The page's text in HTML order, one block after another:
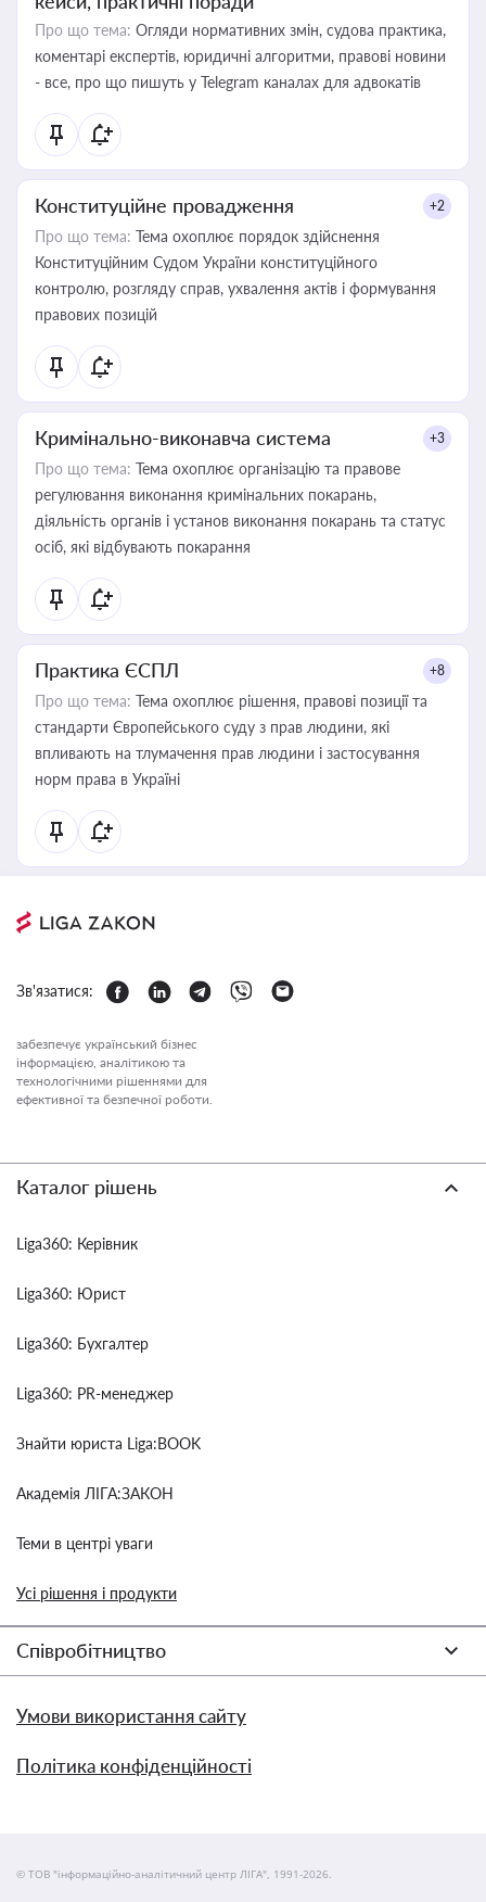
Про що тема: Огляди нормативних змін, судова практика,
коментарі експертів, юридичні алгоритми, правові новини
- все, про що пишуть у Telegram каналах для адвокатів
Конституційне провадження +2
Про що тема: Тема охоплює порядок здійснення
Конституційним Судом України конституційного
контролю, розгляду справ, ухвалення актів і формування
правових позицій
Кримінально-виконавча система +3
Про що тема: Тема охоплює організацію та правове
регулювання виконання кримінальних покарань,
діяльність органів і установ виконання покарань та статус
осіб, які відбувають покарання
Практика ЄСПЛ +8
Про що тема: Тема охоплює рішення, правові позиції та
стандарти Європейського суду з прав людини, які
впливають на тлумачення прав людини і застосування
норм права в Україні
Зв'язатися:
забезпечує український бізнес
інформацією, аналітикою та
технологічними рішеннями для
ефективної та безпечної роботи.
Каталог рішень
Liga360: Керівник
Liga360: Юрист
Liga360: Бухгалтер
Liga360: PR-менеджер
Знайти юриста Liga:BOOK
Академія ЛІГА:ЗАКОН
Теми в центрі уваги
Усі рішення і продукти
Співробітництво
Умови використання сайту
Політика конфіденційності
© ТОВ "інформаційно-аналітичний центр ЛІГА", 1991-2026.